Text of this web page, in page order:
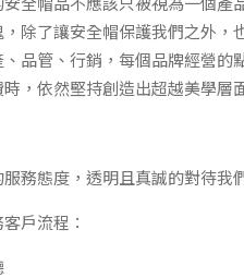
全帽品不應該只被視為一個
，除了讓安全帽保護我們之外
品管、行銷，每個品牌經營
，依然堅持創造出超越美學層
務態度，透明且真誠的對待我
戶流程：